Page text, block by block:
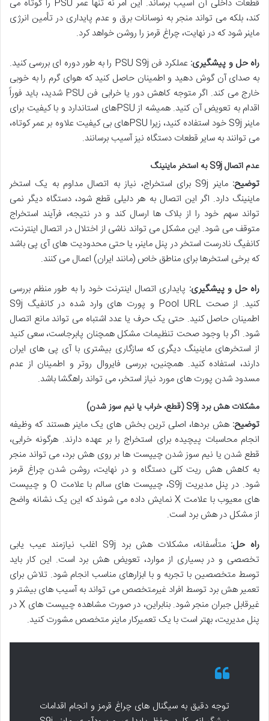
قطعات داخلی آن آسیب برساند. این امر نه تنها عمر PSU را کوتاه می
کند، بلکه می تواند منجر به نوسانات برق و عدم پایداری در تأمین انرژی
ماینر شود که در نهایت، چراغ قرمز را روشن خواهد کرد.
راه حل و پیشگیری:
عملکرد فن PSU S9j را به طور دوره ای بررسی کنید.
به صدای آن گوش دهید و اطمینان حاصل کنید که هوای گرم را به خوبی
خارج می کند. اگر متوجه کاهش دور یا خرابی فن PSU شدید، باید فوراً
اقدام به تعویض آن کنید. همیشه از PSUهای استاندارد و با کیفیت برای
ماینر S9j خود استفاده کنید، زیرا PSUهای بی کیفیت علاوه بر عمر کوتاه،
می توانند به سایر قطعات دستگاه نیز آسیب برسانند.
عدم اتصال S9j به استخر ماینینگ
توضیح:
ماینر S9j برای استخراج، نیاز به اتصال مداوم به یک استخر
ماینینگ دارد. اگر این اتصال به هر دلیلی قطع شود، دستگاه دیگر نمی
تواند سهم خود را از بلاک ها ارسال کند و در نتیجه، فرآیند استخراج
متوقف می شود. این مشکل می تواند ناشی از اختلال در اتصال اینترنت،
کانفیگ نادرست استخر در پنل ماینر، یا حتی محدودیت های آی پی باشد
که برخی استخرها برای مناطق خاص (مانند ایران) اعمال می کنند.
راه حل و پیشگیری: پایداری اتصال اینترنت خود را به طور منظم بررسی
کنید. از صحت Pool URL و پورت های وارد شده در کانفیگ S9j
اطمینان حاصل کنید. حتی یک حرف یا عدد اشتباه می تواند مانع اتصال
شود. اگر با وجود صحت تنظیمات مشکل همچنان پابرجاست، سعی کنید
از استخرهای ماینینگ دیگری که سازگاری بیشتری با آی پی های ایران
دارند، استفاده کنید. همچنین، بررسی فایروال روتر و اطمینان از عدم
مسدود شدن پورت های مورد نیاز استخر، می تواند راهگشا باشد.
مشکلات هش برد S9j (قطع، خراب یا نیم سوز شدن)
توضیح: هش بردها، اصلی ترین بخش های یک ماینر هستند که وظیفه
انجام محاسبات پیچیده برای استخراج را بر عهده دارند. هرگونه خرابی،
قطع شدن یا نیم سوز شدن چیپست ها بر روی هش برد، می تواند منجر
به کاهش هش ریت کلی دستگاه و در نهایت، روشن شدن چراغ قرمز
شود. در پنل مدیریت S9j، چیپست های سالم با علامت O و چیپست
های معیوب با علامت X نمایش داده می شوند که این یک نشانه واضح
از مشکل در هش برد است.
راه حل:
متأسفانه، مشکلات هش برد S9j اغلب نیازمند عیب یابی
تخصصی و در بسیاری از موارد، تعویض هش برد است. این کار باید
توسط متخصصین با تجربه و با ابزارهای مناسب انجام شود. تلاش برای
تعمیر هش برد توسط افراد غیرمتخصص می تواند به آسیب های بیشتر و
غیرقابل جبران منجر شود. بنابراین، در صورت مشاهده چیپست های X در
پنل مدیریت، بهتر است با یک تعمیرکار ماینر متخصص مشورت کنید.
توجه دقیق به سیگنال های چراغ قرمز و انجام اقدامات